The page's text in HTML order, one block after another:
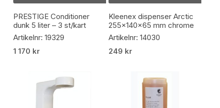
PRESTIGE Conditioner
dunk 5 liter – 3 st/kart
Artikelnr: 19329
1 170 kr
Kleenex dispenser Arctic
255x140x65 mm chrome
Artikelnr: 14030
249 kr